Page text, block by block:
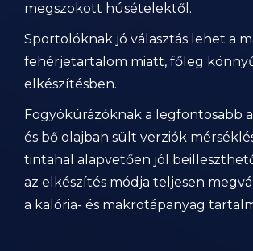
megszokott húsételektől.
Sportolóknak jó választás lehet a
fehérjetartalom miatt, főleg
elkészítésben.
Fogyókúrázóknak a legfontosabb
és bő olajban sült verziók
tintahal alapvetően jól
az elkészítés módja teljesen
a kalória- és makrotápanyag